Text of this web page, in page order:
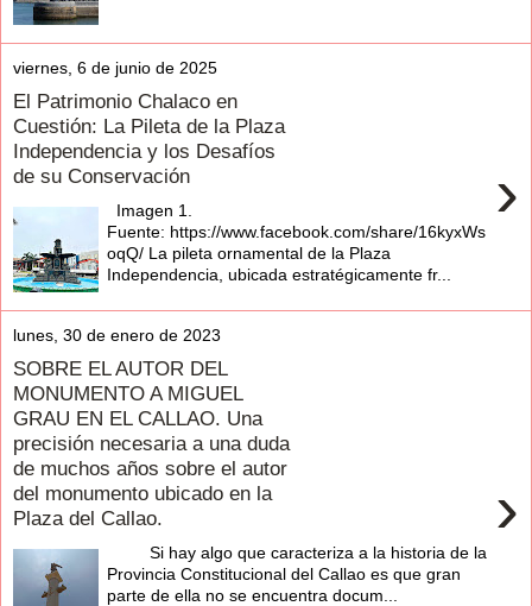
viernes, 6 de junio de 2025
El Patrimonio Chalaco en
Cuestión: La Pileta de la Plaza
Independencia y los Desafíos
de su Conservación
›
Imagen 1.
Fuente: https://www.facebook.com/share/16kyxWs
oqQ/ La pileta ornamental de la Plaza
Independencia, ubicada estratégicamente fr...
lunes, 30 de enero de 2023
SOBRE EL AUTOR DEL
MONUMENTO A MIGUEL
GRAU EN EL CALLAO. Una
precisión necesaria a una duda
de muchos años sobre el autor
del monumento ubicado en la
Plaza del Callao.
›
Si hay algo que caracteriza a la historia de la
Provincia Constitucional del Callao es que gran
parte de ella no se encuentra docum...